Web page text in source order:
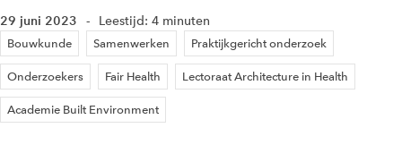
29 juni 2023 Leestijd: 4 minuten
Bouwkunde Samenwerken Praktijkgericht onderzoek
Onderzoekers Fair Health Lectoraat Architecture in Health
Academie Built Environment